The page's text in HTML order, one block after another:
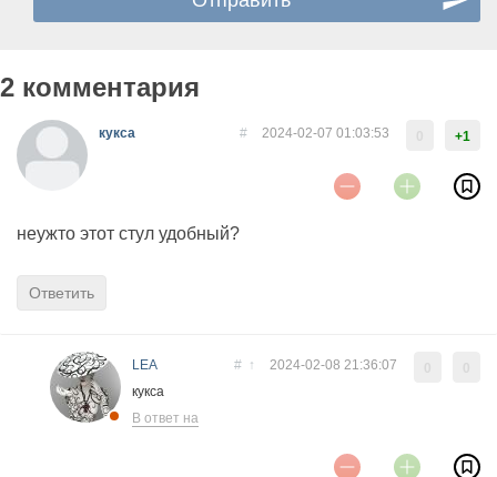
2 комментария
кукса +1
2024-02-07 01:03:53
#
неужто этот стул удобный?
Ответить
LEA
кукса
В ответ на
2024-02-08 21:36:07
# ↑